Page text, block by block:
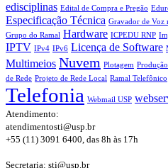
edisciplinas Edital de Compra e Pregão
Especificação Técnica Gravador de Voz
Grupo do Ramal Hardware ICPEDU RNP
IPTV IPv4 IPv6 Licença de Software
Multimeios Nuvem Plotagem
de Rede Projeto de Rede Local Ramal Telefônico
Telefonia Webmail USP
Atendimento:
atendimentosti@usp.br
+55 (11) 3091 6400, das 8h às 17h
Secretaria: sti@usp.br